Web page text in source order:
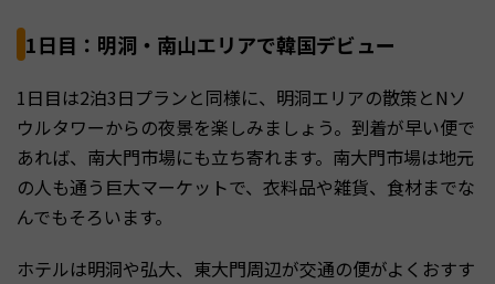
1日目：明洞・南山エリアで韓国デビュー
1日目は2泊3日プランと同様に、明洞エリアの散策とNソ
ウルタワーからの夜景を楽しみましょう。到着が早い便で
あれば、南大門市場にも立ち寄れます。南大門市場は地元
の人も通う巨大マーケットで、衣料品や雑貨、食材までな
んでもそろいます。
ホテルは明洞や弘大、東大門周辺が交通の便がよくおすす